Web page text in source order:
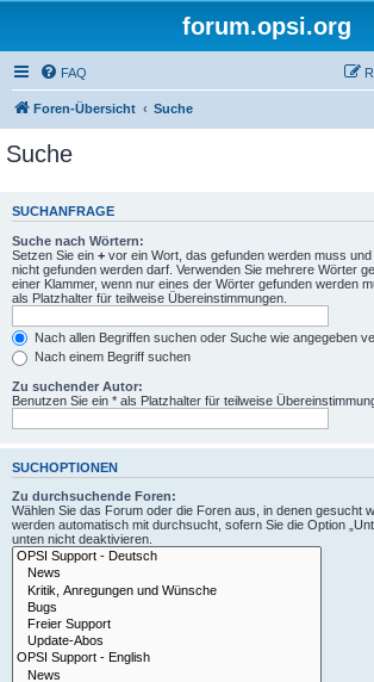
forum.opsi.org
FAQ
Foren-Übersicht Suche
Suche
SUCHANFRAGE
Suche nach Wörtern:
Setzen Sie ein + vor ein Wort, das gefunden werden muss und
nicht gefunden werden darf. Verwenden Sie mehrere Wörter
einer Klammer, wenn nur eines der Wörter gefunden werden
als Platzhalter für teilweise Übereinstimmungen.
Nach allen Begriffen suchen oder Suche wie angegeben
Nach einem Begriff suchen
Zu suchender Autor:
Benutzen Sie ein * als Platzhalter für teilweise
SUCHOPTIONEN
Zu durchsuchende Foren:
Wählen Sie das Forum oder die Foren aus, in denen gesucht
werden automatisch mit durchsucht, sofern Sie die Option
unten nicht deaktivieren.